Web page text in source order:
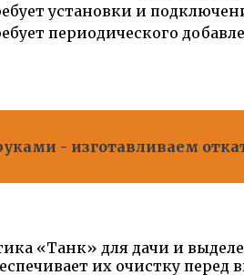
установки и
периодического
- изготавливаем
«Танк» для дачи и
их очистку